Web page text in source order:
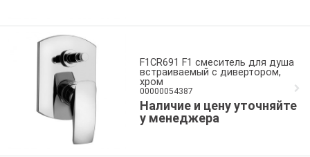
F1CR691 F1 смеситель для душа
встраиваемый с дивертором,
хром
00000054387
Наличие и цену уточняйте
у менеджера